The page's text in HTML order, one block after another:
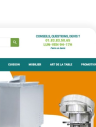
Lire La Suite